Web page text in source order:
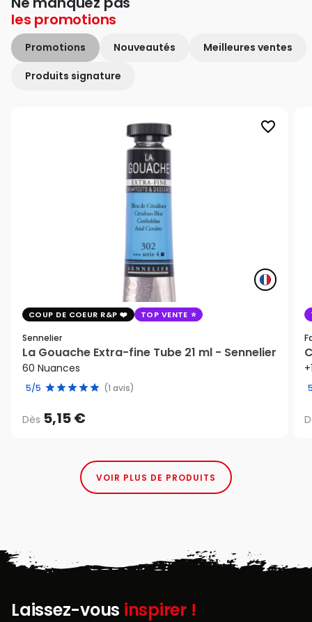
les promotions
Promotions Nouveautés Meilleures ventes
Produits signature
favorite_border
COUP DE COEUR R&P TOP VENTE
Sennelier
La Gouache Extra-fine Tube 21 ml - Sennelier
60 Nuances
5/5 (1 avis)
Dès 5,15 €
VOIR PLUS DE PRODUITS
Laissez-vous inspirer !